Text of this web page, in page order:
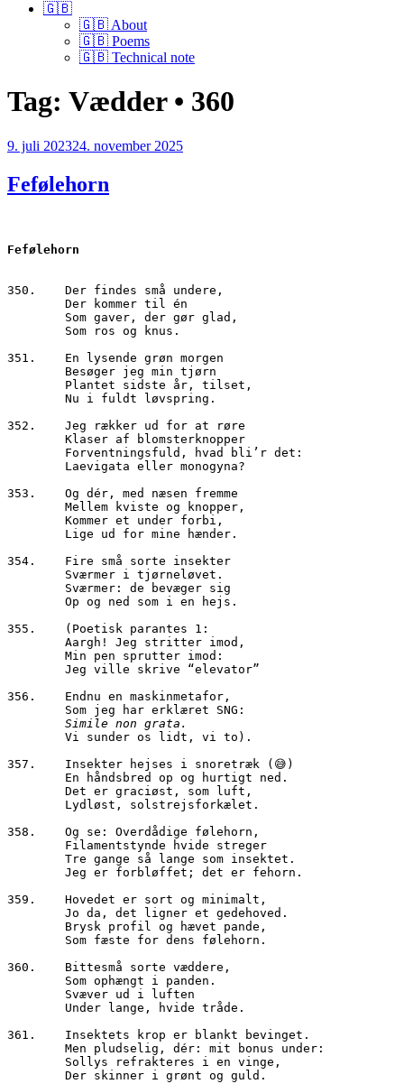
🇬🇧
🇬🇧 About
🇬🇧 Poems
🇬🇧 Technical note
Tag: Vædder • 360
Udgivet
9. juli 202324. november 2025
Fefølehorn
Fefølehorn
350.	Der findes små undere,
        Der kommer til én
        Som gaver, der gør glad,
        Som ros og knus.
351.	En lysende grøn morgen
        Besøger jeg min tjørn
        Plantet sidste år, tilset,
        Nu i fuldt løvspring.
352.	Jeg rækker ud for at røre
        Klaser af blomsterknopper
        Forventningsfuld, hvad bli’r det:
        Laevigata eller monogyna?
353.	Og dér, med næsen fremme
        Mellem kviste og knopper,
        Kommer et under forbi,
        Lige ud for mine hænder.
354.	Fire små sorte insekter
        Sværmer i tjørneløvet.
        Sværmer: de bevæger sig
        Op og ned som i en hejs.
355.	(Poetisk parantes 1:
        Aargh! Jeg stritter imod,
        Min pen sprutter imod:
        Jeg ville skrive “elevator”
356.	Endnu en maskinmetafor,
        Som jeg har erklæret SNG:
Simile non grata.
        Vi sunder os lidt, vi to).
357.	Insekter hejses i snoretræk (😅)
        En håndsbred op og hurtigt ned.
        Det er graciøst, som luft,
        Lydløst, solstrejsforkælet.
358.	Og se: Overdådige følehorn,
        Filamentstynde hvide streger
        Tre gange så lange som insektet.
        Jeg er forbløffet; det er fehorn.
359.	Hovedet er sort og minimalt,
        Jo da, det ligner et gedehoved.
        Brysk profil og hævet pande,
        Som fæste for dens følehorn.
360.	Bittesmå sorte væddere,
        Som ophængt i panden.
        Svæver ud i luften
        Under lange, hvide tråde.
361.	Insektets krop er blankt bevinget.
        Men pludselig, dér: mit bonus under:
        Sollys refrakteres i en vinge,
        Der skinner i grønt og guld.